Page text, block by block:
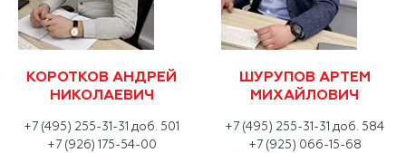
КОРОТКОВ АНДРЕЙ
НИКОЛАЕВИЧ
+7 (495) 255-31-31 доб. 501
+7 (926) 175-54-00
ШУРУПОВ АРТЕМ
МИХАЙЛОВИЧ
+7 (495) 255-31-31 доб. 584
+7 (925) 066-15-68